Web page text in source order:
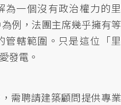
為一個沒有政治權力的里
例，法團主席幾乎擁有等
管轄範圍。只是這位「里
發電。
需聘請建築顧問提供專業